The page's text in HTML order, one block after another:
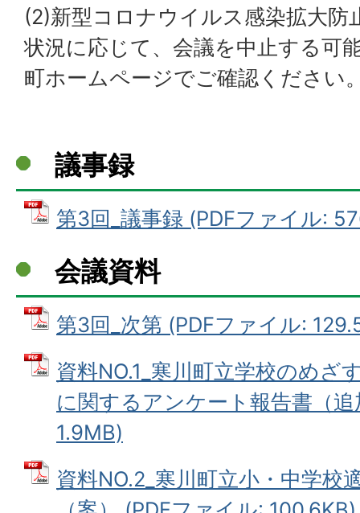
(2)新型コロナウイルス感染拡大防
状況に応じて、会議を中止する可
町ホームページでご確認ください
議事録
第3回_議事録 (PDFファイル:
会議資料
第3回_次第 (PDFファイル:
資料NO.1_寒川町立学校のめざ
に関するアンケート報告書（
1.9MB)
資料NO.2_寒川町立小・中学校